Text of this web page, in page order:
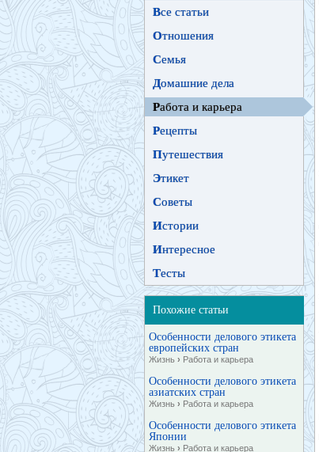
Все статьи
Отношения
Семья
Домашние дела
Работа и карьера
Рецепты
Путешествия
Этикет
Советы
Истории
Интересное
Тесты
Похожие статьи
Особенности делового этикета
европейских стран
Жизнь › Работа и карьера
Особенности делового этикета
азиатских стран
Жизнь › Работа и карьера
Особенности делового этикета
Японии
Жизнь › Работа и карьера